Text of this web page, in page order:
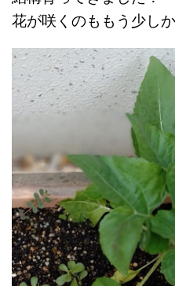
花が咲くのももう少し